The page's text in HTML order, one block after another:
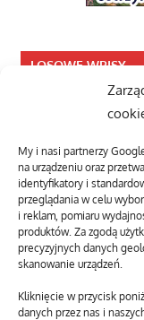
My i nasi partnerzy
na urządzeniu oraz
identyfikatory i
przeglądania w celu
i reklam, pomiaru
produktów. Za zgodą
precyzyjnych danych
skanowanie urządzeń.
Kliknięcie w przycisk
danych przez nas i
LOSOWE WPISY
14 listopada, 2012
21